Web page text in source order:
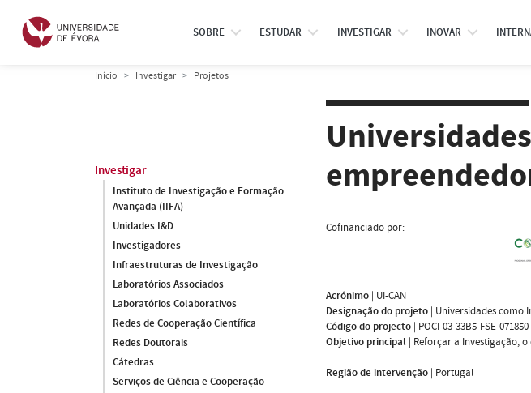
SOBRE ESTUDAR INVESTIGAR INOVAR
Início Investigar Projetos
Investigar
Instituto de Investigação e Formação
Avançada (IIFA)
Unidades I&D
Investigadores
Infraestruturas de Investigação
Laboratórios Associados
Laboratórios Colaborativos
Redes de Cooperação Científica
Redes Doutorais
Cátedras
Serviços de Ciência e Cooperação
Cofinanciado por:
Acrónimo | UI-CAN
Designação do projeto | Universidades como
Código do projecto | POCI-03-33B5-FSE-071850
Objetivo principal | Reforçar a Investigação,
Região de intervenção | Portugal